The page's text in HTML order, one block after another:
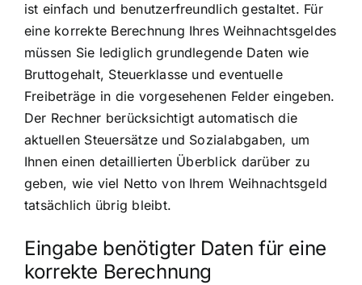
ist einfach und benutzerfreundlich gestaltet. Für
eine korrekte Berechnung Ihres Weihnachtsgeldes
müssen Sie lediglich grundlegende Daten wie
Bruttogehalt, Steuerklasse und eventuelle
Freibeträge in die vorgesehenen Felder eingeben.
Der Rechner berücksichtigt automatisch die
aktuellen Steuersätze und Sozialabgaben, um
Ihnen einen detaillierten Überblick darüber zu
geben, wie viel Netto von Ihrem Weihnachtsgeld
tatsächlich übrig bleibt.
Eingabe benötigter Daten für eine
korrekte Berechnung